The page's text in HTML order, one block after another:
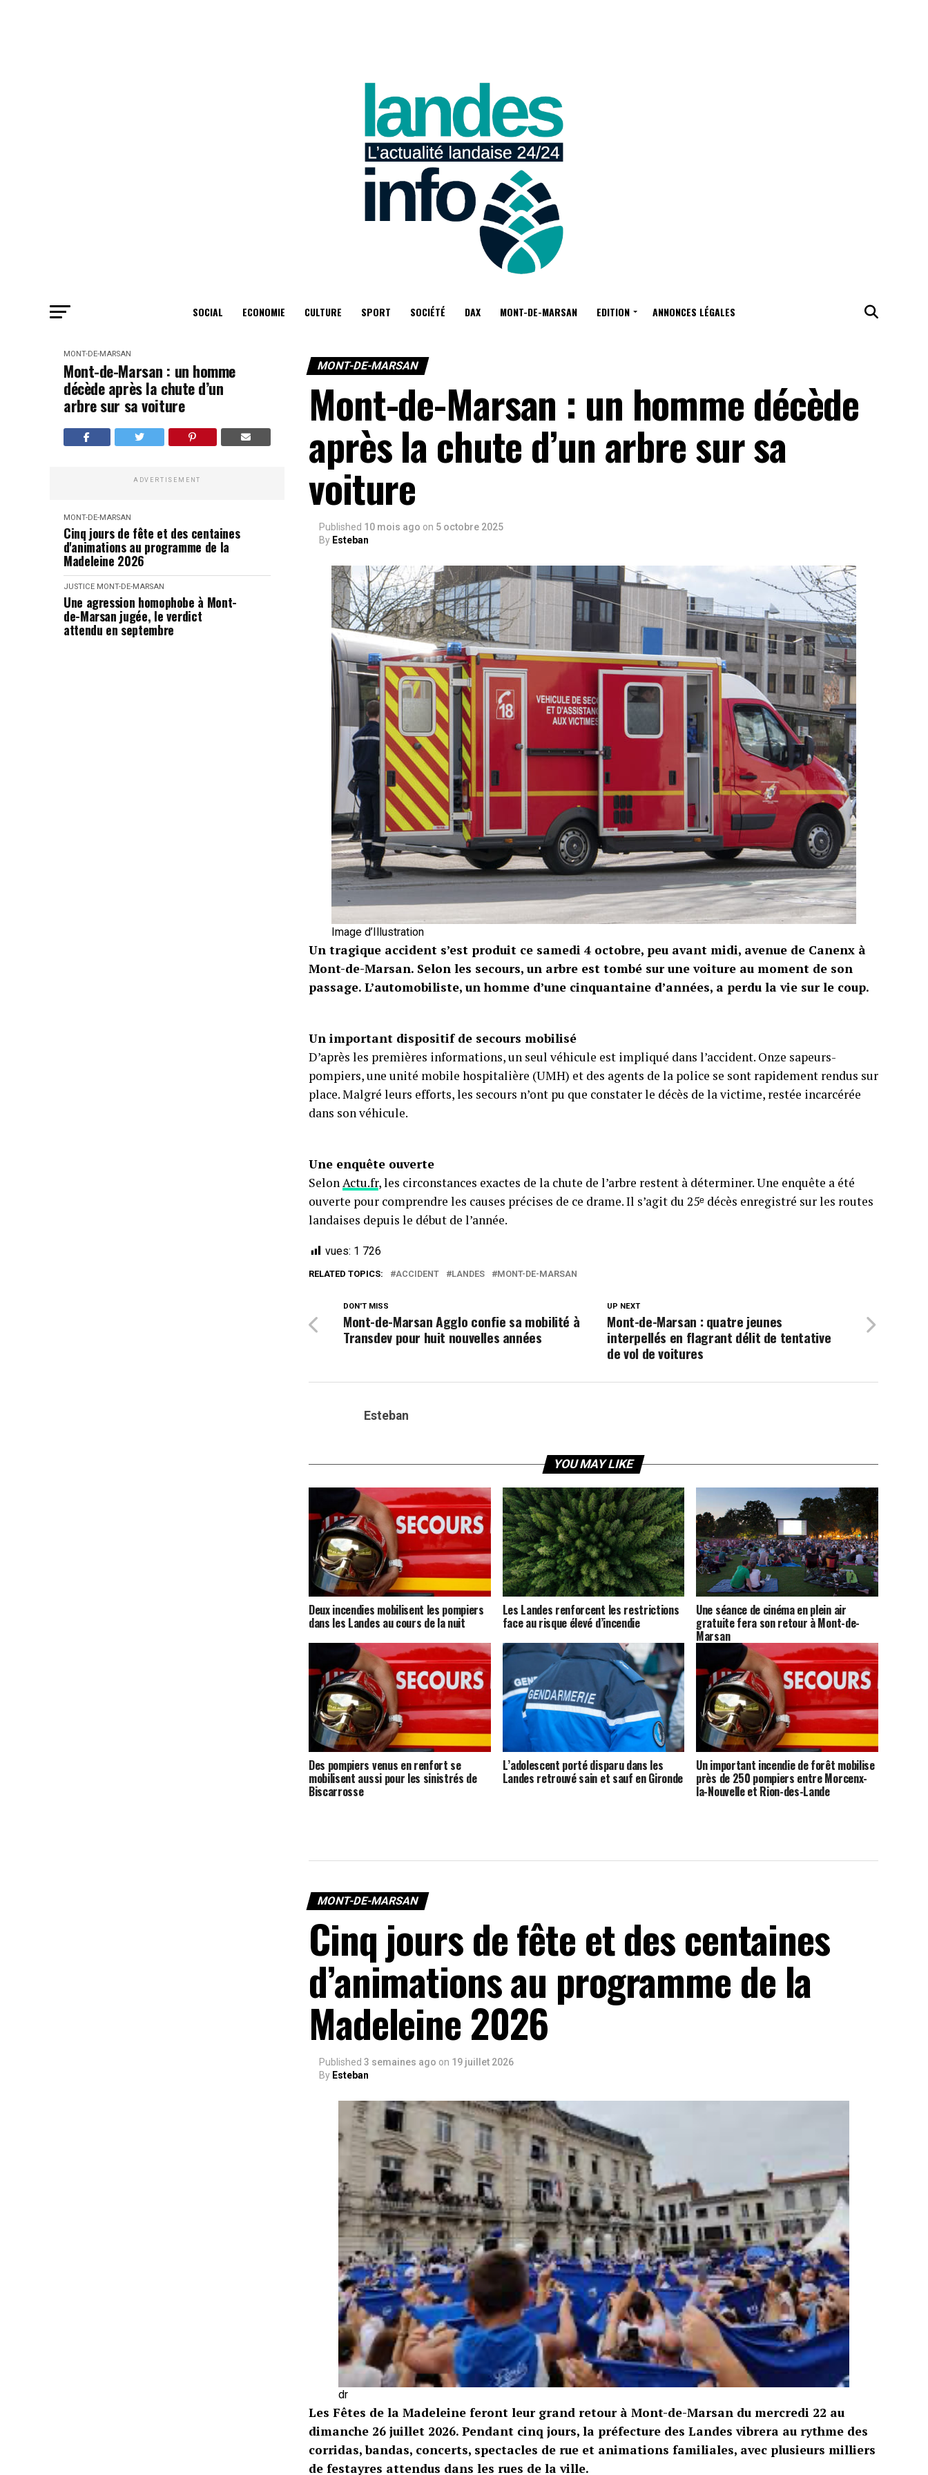
SOCIAL ECONOMIE CULTURE SPORT SOCIÉTÉ DAX MONT-DE-MARSAN EDITION ANNONCES LÉGALES
MONT-DE-MARSAN
Mont-de-Marsan : un homme
décède après la chute d’un
arbre sur sa voiture
ADVERTISEMENT
MONT-DE-MARSAN
Cinq jours de fête et des centaines
d'animations au programme de la
Madeleine 2026
JUSTICE MONT-DE-MARSAN
Une agression homophobe à Mont-
de-Marsan jugée, le verdict
attendu en septembre
MONT-DE-MARSAN
Mont-de-Marsan : un homme décède
après la chute d’un arbre sur sa
voiture
Published 10 mois ago on 5 octobre 2025
By Esteban
Image d’Illustration
Un tragique accident s’est produit ce samedi 4 octobre, peu avant midi, avenue de Canenx à
Mont-de-Marsan. Selon les secours, un arbre est tombé sur une voiture au moment de son
passage. L’automobiliste, un homme d’une cinquantaine d’années, a perdu la vie sur le coup.
Un important dispositif de secours mobilisé
D’après les premières informations, un seul véhicule est impliqué dans l’accident. Onze sapeurs-
pompiers, une unité mobile hospitalière (UMH) et des agents de la police se sont rapidement rendus sur
place. Malgré leurs efforts, les secours n’ont pu que constater le décès de la victime, restée incarcérée
dans son véhicule.
Une enquête ouverte
SelonActu.fr, les circonstances exactes de la chute de l’arbre restent à déterminer. Une enquête a été
ouverte pour comprendre les causes précises de ce drame. Il s’agit du 25ᵉ décès enregistré sur les routes
landaises depuis le début de l’année.
vues: 1 726
RELATED TOPICS: ACCIDENT LANDES MONT-DE-MARSAN
UP NEXT
Mont-de-Marsan : quatre jeunes
interpellés en flagrant délit de tentative
de vol de voitures
DON'T MISS
Mont-de-Marsan Agglo confie sa mobilité à
Transdev pour huit nouvelles années
Esteban
YOU MAY LIKE
Deux incendies mobilisent les pompiers
dans les Landes au cours de la nuit
Les Landes renforcent les restrictions
face au risque élevé d’incendie
Une séance de cinéma en plein air
gratuite fera son retour à Mont-de-
Marsan
Des pompiers venus en renfort se
mobilisent aussi pour les sinistrés de
Biscarrosse
L’adolescent porté disparu dans les
Landes retrouvé sain et sauf en Gironde
Un important incendie de forêt mobilise
près de 250 pompiers entre Morcenx-
la-Nouvelle et Rion-des-Lande
MONT-DE-MARSAN
Cinq jours de fête et des centaines
d’animations au programme de la
Madeleine 2026
Published 3 semaines ago on 19 juillet 2026
By Esteban
dr
Les Fêtes de la Madeleine feront leur grand retour à Mont-de-Marsan du mercredi 22 au
dimanche 26 juillet 2026. Pendant cinq jours, la préfecture des Landes vibrera au rythme des
corridas, bandas, concerts, spectacles de rue et animations familiales, avec plusieurs milliers
de festayres attendus dans les rues de la ville.